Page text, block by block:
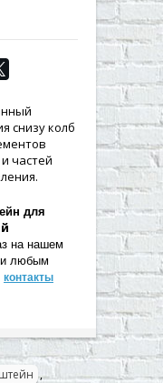
снизу колб
частей
для
на нашем
любым
контакты
,